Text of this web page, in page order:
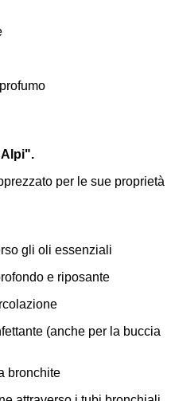
Alpi".
per le sue proprietà
gli oli essenziali
e riposante
(anche per la buccia
bronchite